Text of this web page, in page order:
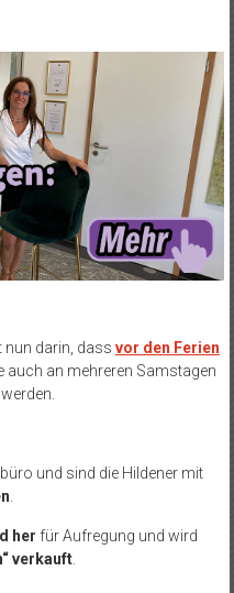
nun darin, dass vor den Ferien
auch an mehreren Samstagen
werden.
und sind die Hildener mit
her für Aufregung und wird
verkauft.